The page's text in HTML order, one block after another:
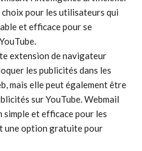
pour les utilisateurs qui
et efficace pour se
extension de navigateur
les publicités dans les
mais elle peut également être
sur YouTube. Webmail
et efficace pour les
une option gratuite pour